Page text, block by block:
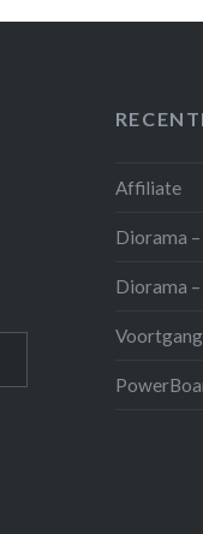
Affiliate
Diorama
Diorama